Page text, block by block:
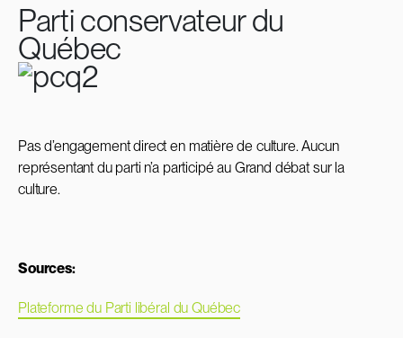
Parti conservateur du
Québec
Pas d’engagement direct en matière de culture. Aucun
représentant du parti n’a participé au Grand débat sur la
culture.
Sources:
Plateforme du Parti libéral du Québec